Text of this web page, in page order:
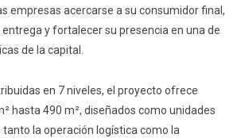
empresas acercarse a su consumidor final,
y fortalecer su presencia en una de
de la capital.
en 7 niveles, el proyecto ofrece
hasta 490 m², diseñados como unidades
la operación logística como la